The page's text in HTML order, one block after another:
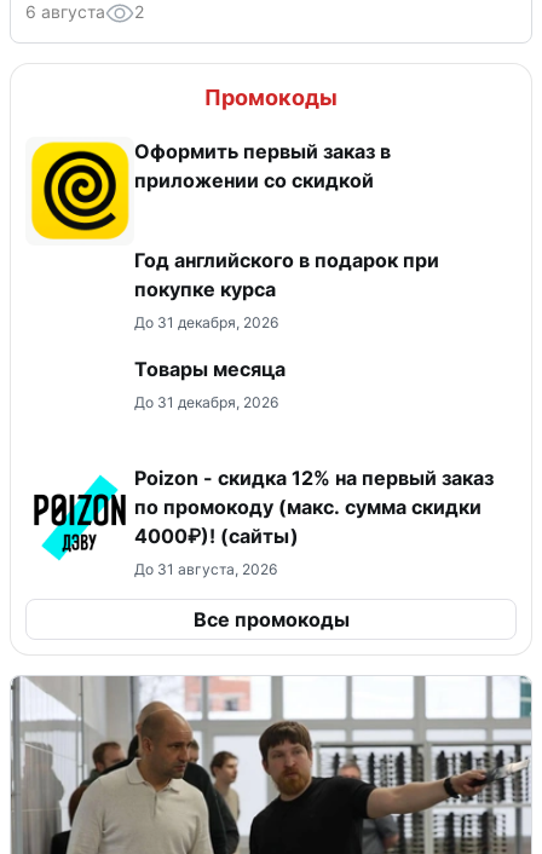
6 августа 2
Промокоды
Оформить первый заказ в
приложении со скидкой
Год английского в подарок при
покупке курса
До 31 декабря, 2026
Товары месяца
До 31 декабря, 2026
Poizon - скидка 12% на первый заказ
по промокоду (макс. сумма скидки
4000₽)! (сайты)
До 31 августа, 2026
Все промокоды